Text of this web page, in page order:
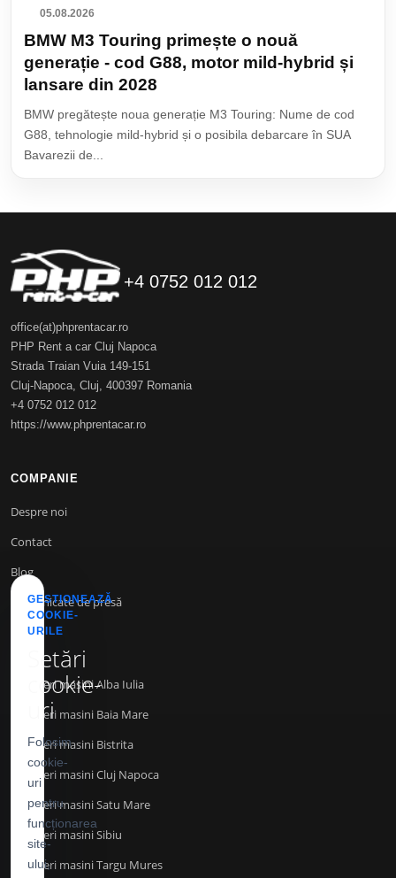
05.08.2026
BMW M3 Touring primește o nouă
generație - cod G88, motor mild-hybrid și
lansare din 2028
BMW pregătește noua generație M3 Touring: Nume de cod
G88, tehnologie mild-hybrid și o posibila debarcare în SUA
Bavarezii de...
+4 0752 012 012
office(at)phprentacar.ro
PHP Rent a car Cluj Napoca
Strada Traian Vuia 149-151
Cluj-Napoca Cluj 400397 Romania
+4 0752 012 012
https://www.phprentacar.ro
COMPANIE
Despre noi
Contact
Blog
Comunicate de presă
Inchirieri masini Alba Iulia
Inchirieri masini Baia Mare
Inchirieri masini Bistrita
Inchirieri masini Cluj Napoca
Inchirieri masini Satu Mare
Inchirieri masini Sibiu
Inchirieri masini Targu Mures
GESTIONEAZĂ
COOKIE-
URILE
Setări
cookie-
uri
Folosim
cookie-
uri
pentru
funcționarea
site-
ului,